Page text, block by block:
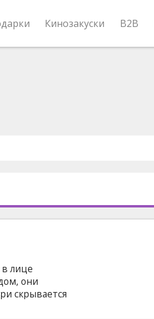
Кинозакуски B2B
лице
они
скрывается